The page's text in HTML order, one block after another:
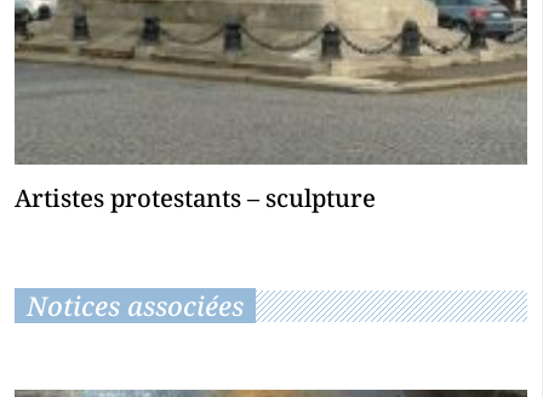
Artistes protestants – sculpture
Notices associées